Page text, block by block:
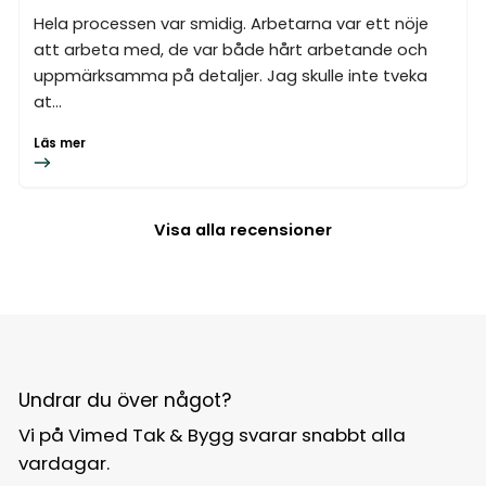
Hela processen var smidig. Arbetarna var ett nöje
att arbeta med, de var både hårt arbetande och
uppmärksamma på detaljer. Jag skulle inte tveka
at...
Läs mer
Visa alla recensioner
Undrar du över något?
Vi på Vimed Tak & Bygg svarar snabbt alla
vardagar.